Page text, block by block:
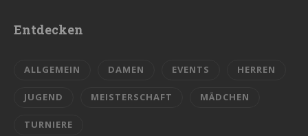
Entdecken
ALLGEMEIN DAMEN EVENTS HERREN
JUGEND MEISTERSCHAFT MÄDCHEN
TURNIERE